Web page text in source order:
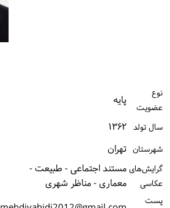
نوع
عضویت
پایه
سال تولد ۱۳۶۲
شهرستان تهران
گرایش‌های
عکاسی
مستند اجتماعی - طبیعت -
معماری - مناظر شهری
پست